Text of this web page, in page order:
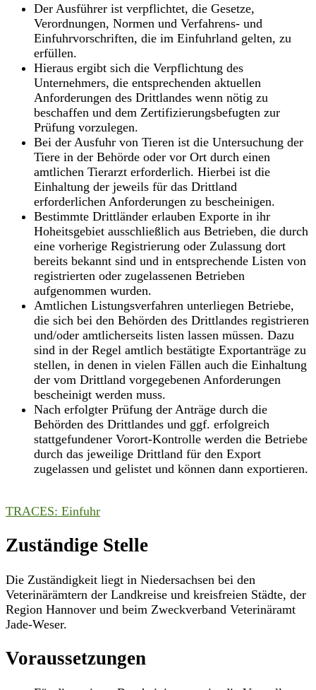
Der Ausführer ist verpflichtet, die Gesetze,
Verordnungen, Normen und Verfahrens- und
Einfuhrvorschriften, die im Einfuhrland gelten, zu
erfüllen.
Hieraus ergibt sich die Verpflichtung des
Unternehmers, die entsprechenden aktuellen
Anforderungen des Drittlandes wenn nötig zu
beschaffen und dem Zertifizierungsbefugten zur
Prüfung vorzulegen.
Bei der Ausfuhr von Tieren ist die Untersuchung der
Tiere in der Behörde oder vor Ort durch einen
amtlichen Tierarzt erforderlich. Hierbei ist die
Einhaltung der jeweils für das Drittland
erforderlichen Anforderungen zu bescheinigen.
Bestimmte Drittländer erlauben Exporte in ihr
Hoheitsgebiet ausschließlich aus Betrieben, die durch
eine vorherige Registrierung oder Zulassung dort
bereits bekannt sind und in entsprechende Listen von
registrierten oder zugelassenen Betrieben
aufgenommen wurden.
Amtlichen Listungsverfahren unterliegen Betriebe,
die sich bei den Behörden des Drittlandes registrieren
und/oder amtlicherseits listen lassen müssen. Dazu
sind in der Regel amtlich bestätigte Exportanträge zu
stellen, in denen in vielen Fällen auch die Einhaltung
der vom Drittland vorgegebenen Anforderungen
bescheinigt werden muss.
Nach erfolgter Prüfung der Anträge durch die
Behörden des Drittlandes und ggf. erfolgreich
stattgefundener Vorort-Kontrolle werden die Betriebe
durch das jeweilige Drittland für den Export
zugelassen und gelistet und können dann exportieren.
TRACES: Einfuhr
Zuständige Stelle
Die Zuständigkeit liegt in Niedersachsen bei den
Veterinärämtern der Landkreise und kreisfreien Städte, der
Region Hannover und beim Zweckverband Veterinäramt
Jade-Weser.
Voraussetzungen